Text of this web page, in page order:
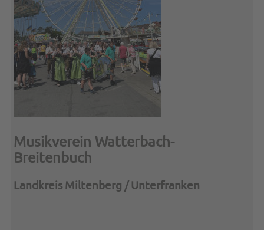
Musikverein Watterbach-
Breitenbuch
Landkreis Miltenberg / Unterfranken